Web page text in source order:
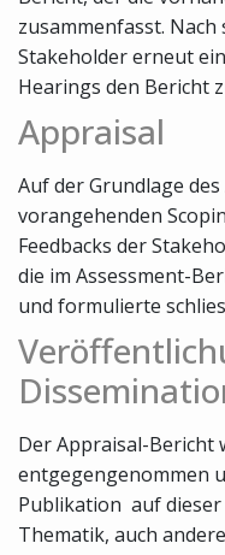
zusammenfasst.
Stakeholder erneut
Hearings den Bericht
Appraisal
Auf der Grundlage
vorangehenden
Feedbacks der
die im Assessment-
und formulierte
Der Appraisal-Bericht
entgegengenommen
Publikation auf dieser
Thematik, auch